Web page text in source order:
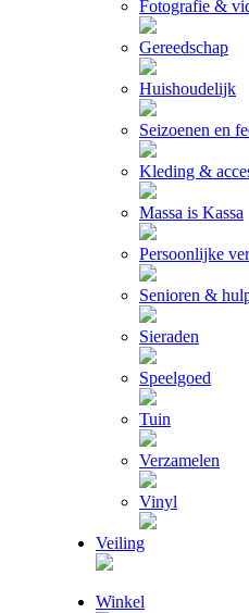
Fotografie &
Gereedschap
Huishoudelijk
Seizoenen en
Kleding &
Massa is Kassa
Persoonlijke
Senioren &
Sieraden
Speelgoed
Tuin
Verzamelen
Vinyl
Veiling
Winkel